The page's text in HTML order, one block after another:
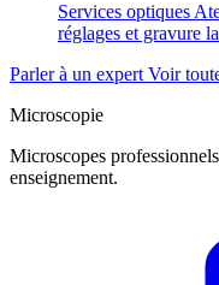
Services optiques
réglages et gravure
Parler à un expert Voir
Microscopie
Microscopes
enseignement.